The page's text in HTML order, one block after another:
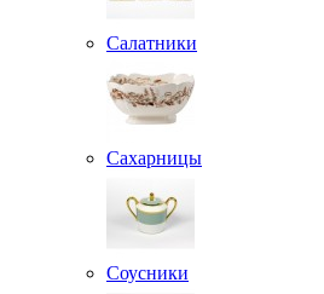
Салатники
Сахарницы
Соусники